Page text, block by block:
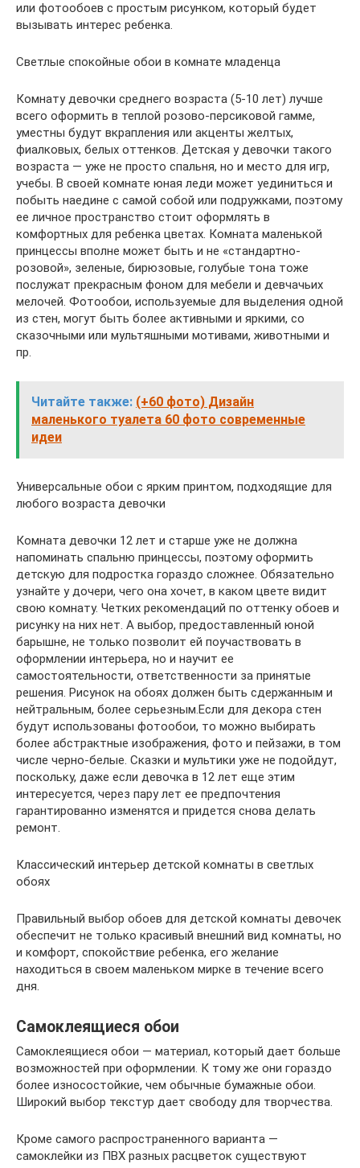
или фотообоев с простым рисунком, который будет
вызывать интерес ребенка.
Светлые спокойные обои в комнате младенца
Комнату девочки среднего возраста (5-10 лет) лучше
всего оформить в теплой розово-персиковой гамме,
уместны будут вкрапления или акценты желтых,
фиалковых, белых оттенков. Детская у девочки такого
возраста — уже не просто спальня, но и место для игр,
учебы. В своей комнате юная леди может уединиться и
побыть наедине с самой собой или подружками, поэтому
ее личное пространство стоит оформлять в
комфортных для ребенка цветах. Комната маленькой
принцессы вполне может быть и не «стандартно-
розовой», зеленые, бирюзовые, голубые тона тоже
послужат прекрасным фоном для мебели и девчачьих
мелочей. Фотообои, используемые для выделения одной
из стен, могут быть более активными и яркими, со
сказочными или мультяшными мотивами, животными и
пр.
Читайте также: (+60 фото) Дизайн
маленького туалета 60 фото современные
идеи
Универсальные обои с ярким принтом, подходящие для
любого возраста девочки
Комната девочки 12 лет и старше уже не должна
напоминать спальню принцессы, поэтому оформить
детскую для подростка гораздо сложнее. Обязательно
узнайте у дочери, чего она хочет, в каком цвете видит
свою комнату. Четких рекомендаций по оттенку обоев и
рисунку на них нет. А выбор, предоставленный юной
барышне, не только позволит ей поучаствовать в
оформлении интерьера, но и научит ее
самостоятельности, ответственности за принятые
решения. Рисунок на обоях должен быть сдержанным и
нейтральным, более серьезным.Если для декора стен
будут использованы фотообои, то можно выбирать
более абстрактные изображения, фото и пейзажи, в том
числе черно-белые. Сказки и мультики уже не подойдут,
поскольку, даже если девочка в 12 лет еще этим
интересуется, через пару лет ее предпочтения
гарантированно изменятся и придется снова делать
ремонт.
Классический интерьер детской комнаты в светлых
обоях
Правильный выбор обоев для детской комнаты девочек
обеспечит не только красивый внешний вид комнаты, но
и комфорт, спокойствие ребенка, его желание
находиться в своем маленьком мирке в течение всего
дня.
Самоклеящиеся обои
Самоклеящиеся обои — материал, который дает больше
возможностей при оформлении. К тому же они гораздо
более износостойкие, чем обычные бумажные обои.
Широкий выбор текстур дает свободу для творчества.
Кроме самого распространенного варианта —
самоклейки из ПВХ разных расцветок существуют